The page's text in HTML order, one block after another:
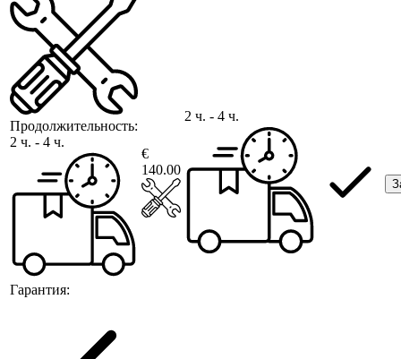
Продолжительность:
2 ч. - 4 ч.
Гарантия:
€
140.00
2 ч. - 4 ч.